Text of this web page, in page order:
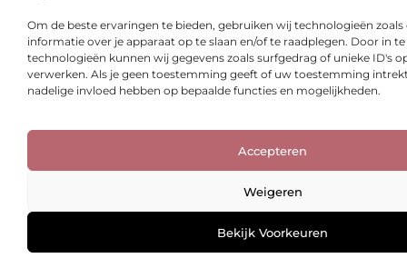
Om de beste ervaringen te bieden, gebruiken wij technologieën
informatie over je apparaat op te slaan en/of te raadplegen. Door in
technologieën kunnen wij gegevens zoals surfgedrag of unieke ID's
verwerken. Als je geen toestemming geeft of uw toestemming
nadelige invloed hebben op bepaalde functies en mogelijkheden.
Accepteren
Weigeren
Bekijk Voorkeuren